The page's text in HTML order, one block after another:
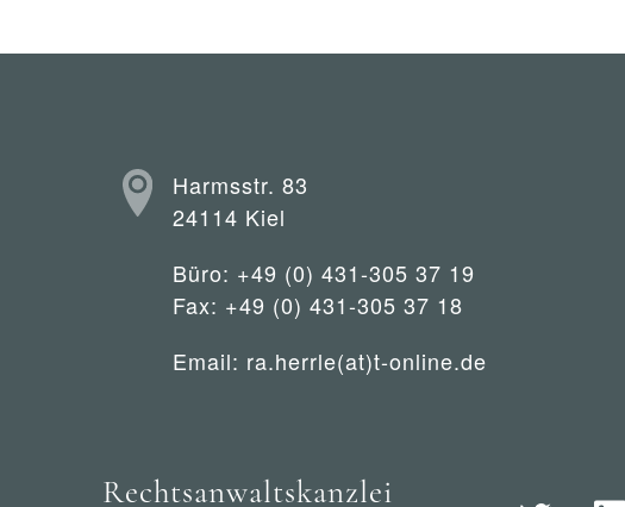
Harmsstr. 83
24114 Kiel
Büro: +49 (0) 431-305 37 19
Fax: +49 (0) 431-305 37 18
Email: ra.herrle(at)t-online.de
Rechtsanwaltskanzlei